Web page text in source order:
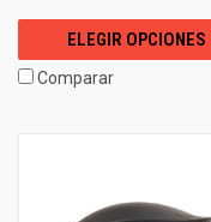
ELEGIR OPCIONES
Comparar